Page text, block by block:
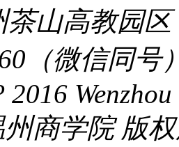
山高教园区
（微信同号
州商学院 版